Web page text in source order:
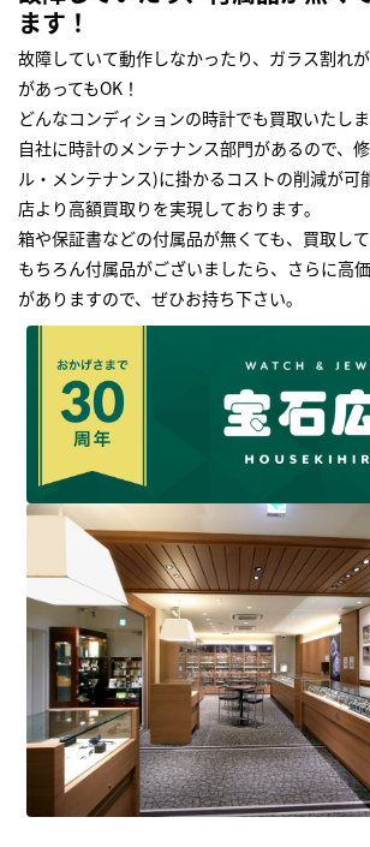
ます！
故障していて動作しなかったり、ガラス割れ
があってもOK！
どんなコンディションの時計でも買取いたし
自社に時計のメンテナンス部門があるので、
ル・メンテナンス)に掛かるコストの削減が可
店より高額買取りを実現しております｡
箱や保証書などの付属品が無くても、買取して
もちろん付属品がございましたら、さらに高
がありますので、ぜひお持ち下さい｡